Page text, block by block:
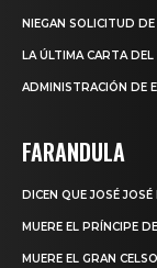
NIEGAN SOLICITUD
LA ÚLTIMA CARTA
ADMINISTRACIÓN DE
FARANDULA
DICEN QUE JOSÉ
MUERE EL PRÍNCIPE
MUERE EL GRAN